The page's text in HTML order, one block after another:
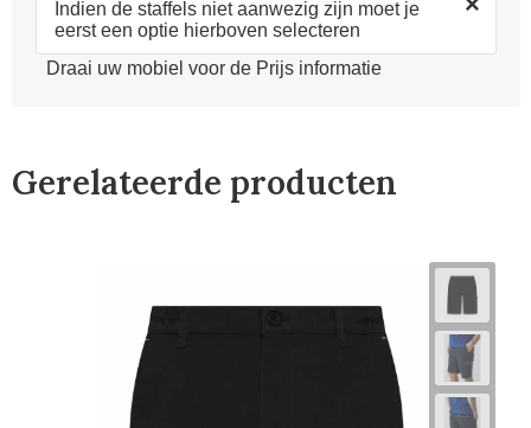
Indien de staffels niet aanwezig zijn moet je
eerst een optie hierboven selecteren
Draai uw mobiel voor de Prijs informatie
Gerelateerde producten